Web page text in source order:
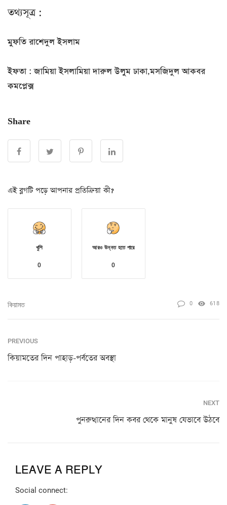
তথ্যসূত্র :
মুফতি রাশেদুল ইসলাম
ইফতা : জামিয়া ইসলামিয়া দারুল উলুম ঢাকা,মসজিদুল আকবর
কমপ্লেক্স
Share
এই ব্লগটি পড়ে আপনার প্রতিক্রিয়া কী?
খুশি
0
আরও উন্নত হতে পারে
0
কিয়ামত 0 618
PREVIOUS
কিয়ামতের দিন পাহাড়-পর্বতের অবস্থা
NEXT
পুনরুত্থানের দিন কবর থেকে মানুষ যেভাবে উঠবে
LEAVE A REPLY
Social connect: